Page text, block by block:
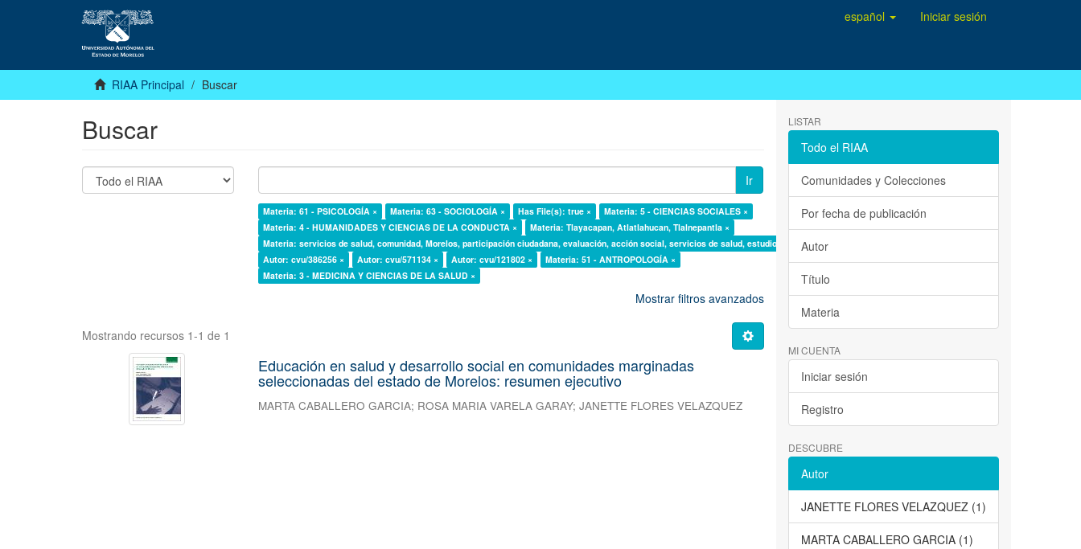
español Iniciar sesión
RIAA Principal Buscar
Buscar
Ir
Materia: 61 - PSICOLOGÍA × Materia: 63 - SOCIOLOGÍA × Has File(s): true ×
Materia: 5 - CIENCIAS SOCIALES ×
Materia: 4 - HUMANIDADES Y CIENCIAS DE LA CONDUCTA ×
Materia: Tlayacapan, Atlatlahucan, Tlalnepantla ×
Materia: servicios de salud, comunidad, Morelos, participación ciudadana, evaluación, acción social, servicios de salud, estudio de casos ×
Autor: cvu/386256 ×
Autor: cvu/571134 × Autor: cvu/121802 ×
Materia: 51 - ANTROPOLOGÍA ×
Materia: 3 - MEDICINA Y CIENCIAS DE LA SALUD ×
Mostrar filtros avanzados
Mostrando recursos 1-1 de 1
Educación en salud y desarrollo social en comunidades marginadas
seleccionadas del estado de Morelos: resumen ejecutivo
MARTA CABALLERO GARCIA; ROSA MARIA VARELA GARAY;JANETTE FLORES VELAZQUEZ
LISTAR
Todo el RIAA
Comunidades y Colecciones
Por fecha de publicación
Autor
Título
Materia
MI CUENTA
Iniciar sesión
Registro
DESCUBRE
Autor
JANETTE FLORES VELAZQUEZ (1)
MARTA CABALLERO GARCIA (1)